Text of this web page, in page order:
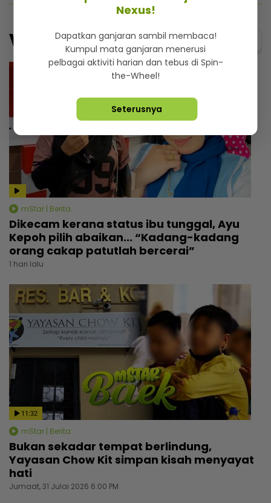
Video Menarik@video
mStar | Berita
Dikecam kerana status ibu tunggal, Ayu
Kepoh pilih abaikan... “Kadang-kadang
orang cakap patutlah bercerai”
1 hari lalu
11:32
mStar | Berita
Bukan sekadar tempat berlindung,
Yayasan Chow Kit simpan kisah menyayat
hati
Jumaat, 31 Julai 2026 6:00 PM
Nexus!
Dapatkan ganjaran sambil membaca!
Kumpul mata ganjaran menerusi
pelbagai aktiviti harian dan tebus di Spin-
the-Wheel!
Seterusnya